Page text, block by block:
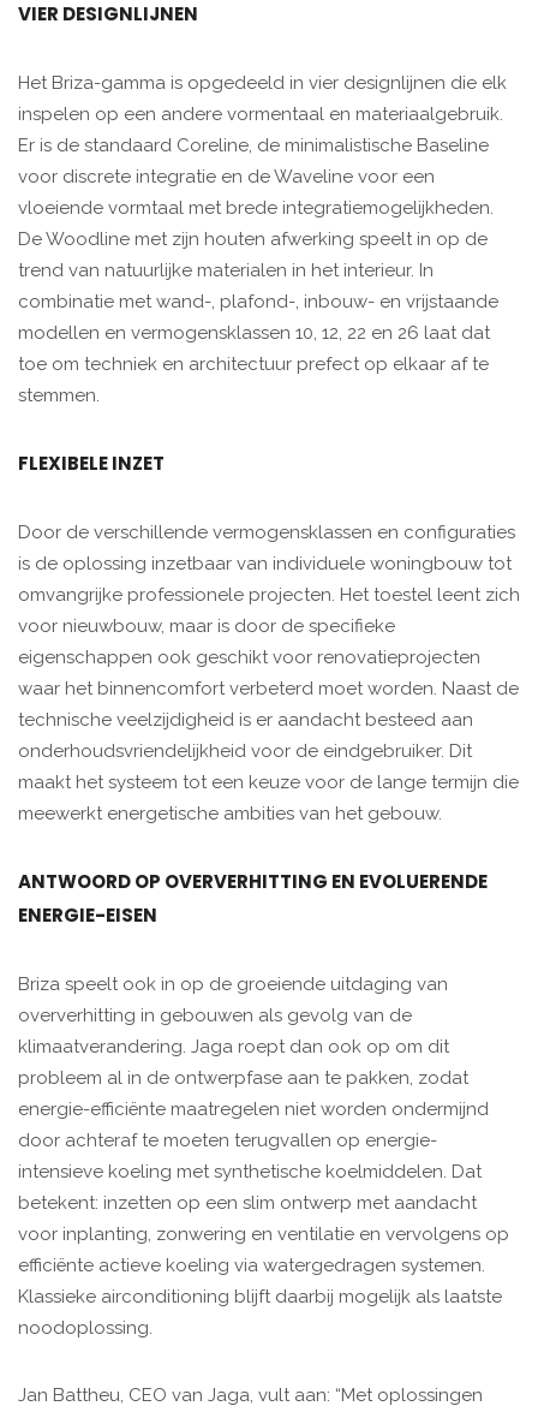
VIER DESIGNLIJNEN
Het Briza-gamma is opgedeeld in vier designlijnen die elk
inspelen op een andere vormentaal en materiaalgebruik.
Er is de standaard Coreline, de minimalistische Baseline
voor discrete integratie en de Waveline voor een
vloeiende vormtaal met brede integratiemogelijkheden.
De Woodline met zijn houten afwerking speelt in op de
trend van natuurlijke materialen in het interieur. In
combinatie met wand-, plafond-, inbouw- en vrijstaande
modellen en vermogensklassen 10, 12, 22 en 26 laat dat
toe om techniek en architectuur prefect op elkaar af te
stemmen.
FLEXIBELE INZET
Door de verschillende vermogensklassen en configuraties
is de oplossing inzetbaar van individuele woningbouw tot
omvangrijke professionele projecten. Het toestel leent zich
voor nieuwbouw, maar is door de specifieke
eigenschappen ook geschikt voor renovatieprojecten
waar het binnencomfort verbeterd moet worden. Naast de
technische veelzijdigheid is er aandacht besteed aan
onderhoudsvriendelijkheid voor de eindgebruiker. Dit
maakt het systeem tot een keuze voor de lange termijn die
meewerkt energetische ambities van het gebouw.
ANTWOORD OP OVERVERHITTING EN EVOLUERENDE
ENERGIE-EISEN
Briza speelt ook in op de groeiende uitdaging van
oververhitting in gebouwen als gevolg van de
klimaatverandering. Jaga roept dan ook op om dit
probleem al in de ontwerpfase aan te pakken, zodat
energie-efficiënte maatregelen niet worden ondermijnd
door achteraf te moeten terugvallen op energie-
intensieve koeling met synthetische koelmiddelen. Dat
betekent: inzetten op een slim ontwerp met aandacht
voor inplanting, zonwering en ventilatie en vervolgens op
efficiënte actieve koeling via watergedragen systemen.
Klassieke airconditioning blijft daarbij mogelijk als laatste
noodoplossing.
Jan Battheu, CEO van Jaga, vult aan: “Met oplossingen